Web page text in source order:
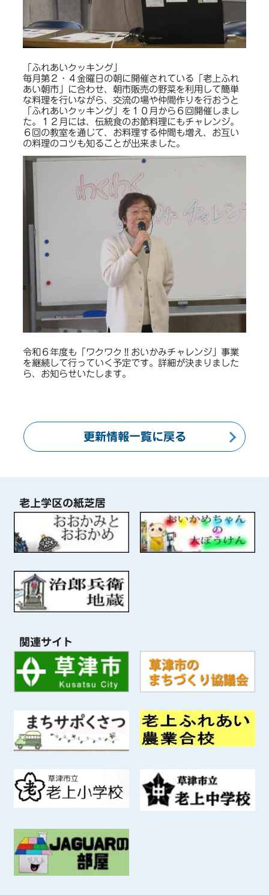
「ふれあいクッキング」
毎月第２・４金曜日の朝に開催されている「老上ふれ
あい朝市」に合わせ、朝市販売の野菜を利用して簡単
な料理を行いながら、交流の場や仲間作りを行おうと
「ふれあいクッキング」を１０月から６回開催しまし
た。１２月には、伝統食のお節料理にもチャレンジ。
６回の教室を通じて、お料理する仲間も増え、お互い
の料理のコツも知ることが出来ました。
令和６年度も「ワクワク‼おいかみチャレンジ」事業
を継続して行っていく予定です。詳細が決まりました
ら、お知らせいたします。
更新情報一覧に戻る
老上学区の紙芝居
関連サイト